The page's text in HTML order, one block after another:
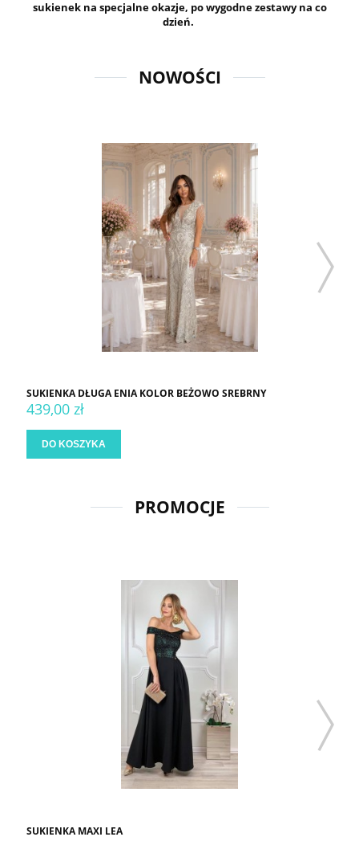
sukienek na specjalne okazje, po wygodne zestawy na co
dzień.
NOWOŚCI
SUKIENKA DŁUGA ENIA KOLOR BEŻOWO SREBRNY
439,00 zł
DO KOSZYKA
PROMOCJE
SUKIENKA MAXI LEA